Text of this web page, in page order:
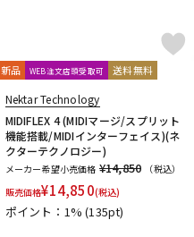
新品 WEB注文店頭受取可 送料無料
Nektar Technology
MIDIFLEX 4 (MIDIマージ/スプリット
機能搭載/MIDIインターフェイス)(ネ
クターテクノロジー)
メーカー希望小売価格 ¥14,850
（税込）
販売価格¥14,850(税込)
ポイント：1%(135pt)